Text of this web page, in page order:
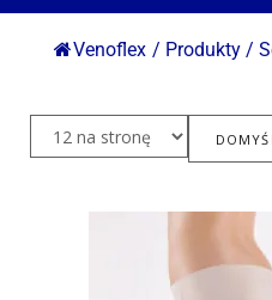
Venoflex / Produkty /